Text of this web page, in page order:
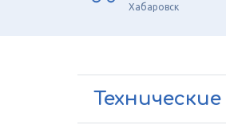
Хабаровск